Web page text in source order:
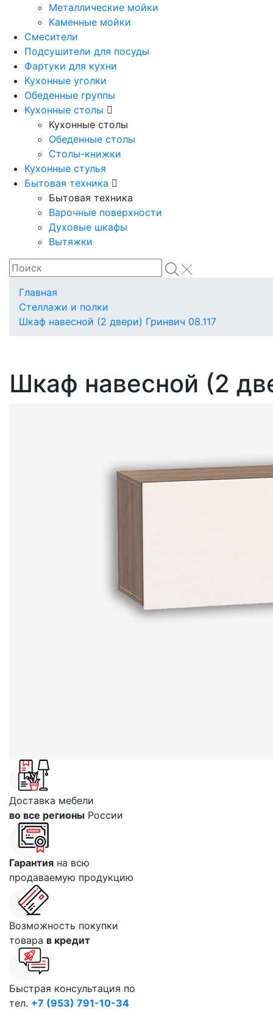
Металлические мойки
Каменные мойки
Смесители
Подсушители для посуды
Фартуки для кухни
Кухонные уголки
Обеденные группы
Кухонные столы
Кухонные столы
Обеденные столы
Столы-книжки
Кухонные стулья
Бытовая техника
Бытовая техника
Варочные поверхности
Духовые шкафы
Вытяжки
Главная
Стеллажи и полки
Шкаф навесной (2 двери) Гринвич 08.117
Шкаф навесной (2
Доставка мебели
во все регионы России
Гарантия на всю
продаваемую продукцию
Возможность покупки
товара в кредит
Быстрая консультация по
тел. +7 (953) 791-10-34